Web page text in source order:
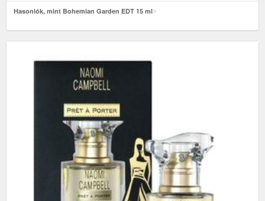
Hasonlók, mint Bohemian Garden EDT 15 ml